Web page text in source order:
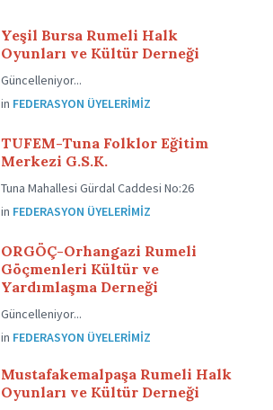
Yeşil Bursa Rumeli Halk
Oyunları ve Kültür Derneği
Güncelleniyor...
in FEDERASYON ÜYELERIMIZ
TUFEM-Tuna Folklor Eğitim
Merkezi G.S.K.
Tuna Mahallesi Gürdal Caddesi No:26
in FEDERASYON ÜYELERIMIZ
ORGÖÇ-Orhangazi Rumeli
Göçmenleri Kültür ve
Yardımlaşma Derneği
Güncelleniyor...
in FEDERASYON ÜYELERIMIZ
Mustafakemalpaşa Rumeli Halk
Oyunları ve Kültür Derneği